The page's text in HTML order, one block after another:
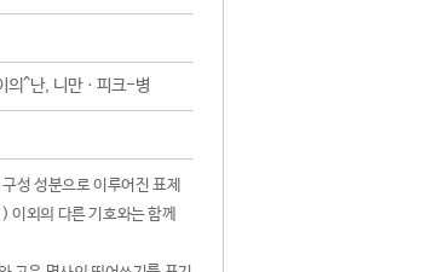
의^난, 니만ㆍ피크-병
성 성분으로 이루어진 표제
외의 다른 기호와는 함께